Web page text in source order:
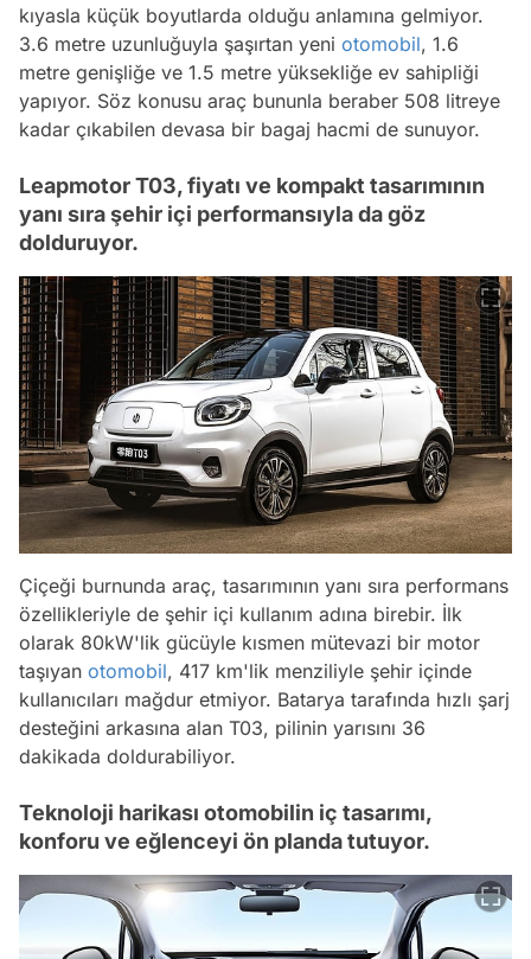
kıyasla küçük boyutlarda olduğu anlamına gelmiyor.
3.6 metre uzunluğuyla şaşırtan yeni otomobil, 1.6
metre genişliğe ve 1.5 metre yüksekliğe ev sahipliği
yapıyor. Söz konusu araç bununla beraber 508 litreye
kadar çıkabilen devasa bir bagaj hacmi de sunuyor.
Leapmotor T03, fiyatı ve kompakt tasarımının
yanı sıra şehir içi performansıyla da göz
dolduruyor.
Çiçeği burnunda araç, tasarımının yanı sıra performans
özellikleriyle de şehir içi kullanım adına birebir. İlk
olarak 80kW'lik gücüyle kısmen mütevazi bir motor
taşıyan otomobil, 417 km'lik menziliyle şehir içinde
kullanıcıları mağdur etmiyor. Batarya tarafında hızlı şarj
desteğini arkasına alan T03, pilinin yarısını 36
dakikada doldurabiliyor.
Teknoloji harikası otomobilin iç tasarımı,
konforu ve eğlenceyi ön planda tutuyor.